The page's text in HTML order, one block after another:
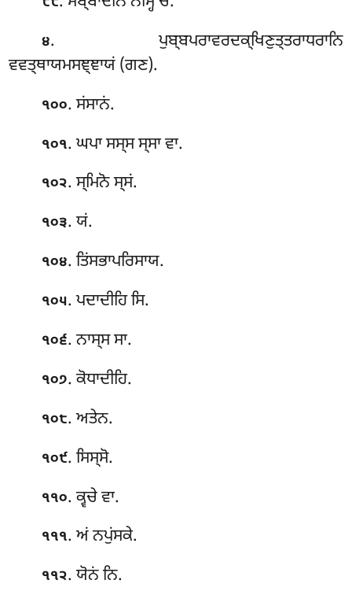
੪. ਪੁਬ੍ਬਪਰਾਵਰਦਕ੍ਖਿਣੁਤ੍ਤਰਾਧਰਾਨਿ
ਵਵਤ੍ਥਾਯਮਸਞ੍ਞਾਯਂ (ਗਣ).
੧੦੦. ਸਂਸਾਨਂ.
੧੦੧. ਘਪਾ ਸਸ੍ਸ ਸ੍ਸਾ ਵਾ.
੧੦੨. ਸ੍ਮਿਨੋ ਸ੍ਸਂ.
੧੦੩. ਯਂ.
੧੦੪. ਤਿਂਸਭਾਪਰਿਸਾਯ.
੧੦੫. ਪਦਾਦੀਹਿ ਸਿ.
੧੦੬. ਨਾਸ੍ਸ ਸਾ.
੧੦੭. ਕੋਧਾਦੀਹਿ.
੧੦੮. ਅਤੇਨ.
੧੦੯. ਸਿਸ੍ਸੋ.
੧੧੦. ਕ੍ਵਚੇ ਵਾ.
੧੧੧. ਅਂ ਨਪੁਂਸਕੇ.
੧੧੨. ਯੋਨਂ ਨਿ.